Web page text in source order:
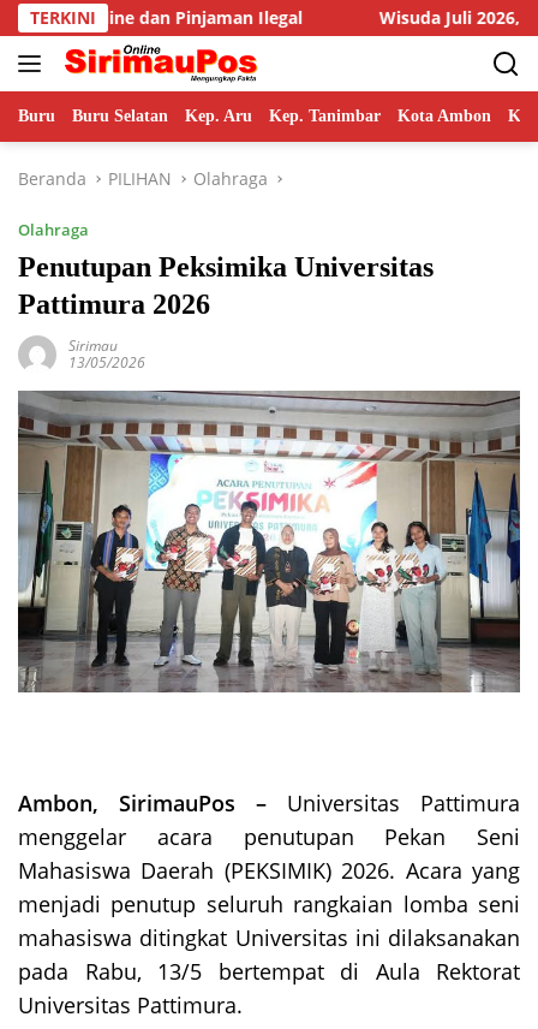
Langsung
ke
konten
TERKINI
Ilegal Wisuda Juli 2026, Rektor Unpatti Paparkan
Buru Buru Selatan Kep. Aru Kep. Tanimbar Kota Ambon
Beranda PILIHAN Olahraga
Olahraga
Penutupan Peksimika Universitas
Pattimura 2026
Sirimau
13/05/2026
Ambon, SirimauPos – Universitas Pattimura
menggelar acara penutupan Pekan Seni
Mahasiswa Daerah (PEKSIMIK) 2026. Acara yang
menjadi penutup seluruh rangkaian lomba seni
mahasiswa ditingkat Universitas ini dilaksanakan
pada Rabu, 13/5 bertempat di Aula Rektorat
Universitas Pattimura.